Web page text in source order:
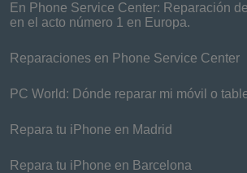
En Phone Service Center: Reparación
en el acto número 1 en Europa.
Reparaciones en Phone Service Center
PC World: Dónde reparar mi móvil o
Repara tu iPhone en Madrid
Repara tu iPhone en Barcelona